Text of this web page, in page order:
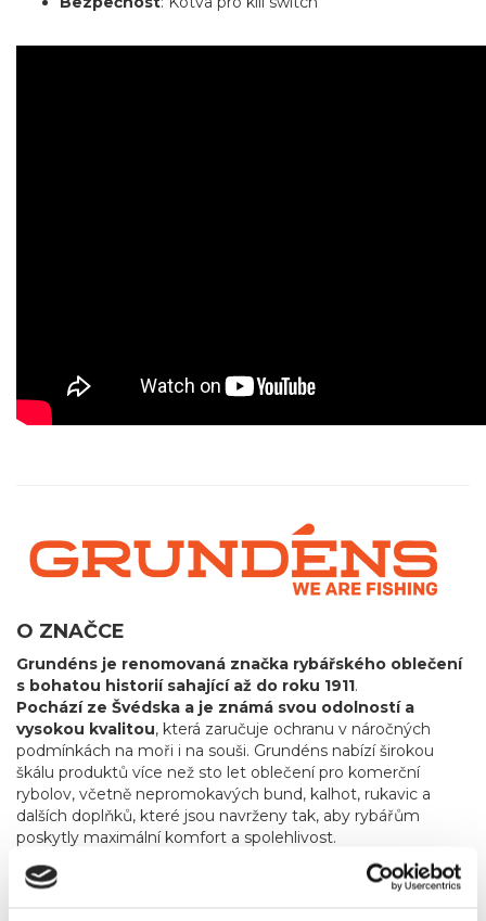
O ZNAČCE
Grundéns je renomovaná značka rybářského oblečení
s bohatou historií sahající až do roku 1911.
Pochází ze Švédska a je známá svou odolností a
vysokou kvalitou, která zaručuje ochranu v náročných
podmínkách na moři i na souši. Grundéns nabízí širokou
škálu produktů více než sto let oblečení pro komerční
rybolov, včetně nepromokavých bund, kalhot, rukavic a
dalších doplňků, které jsou navrženy tak, aby rybářům
poskytly maximální komfort a spolehlivost.
Od roku 2013 začala značka rozšiřovat svou nabídku i
na sportovní rybaření
, reagujíc tak na rostoucí poptávku